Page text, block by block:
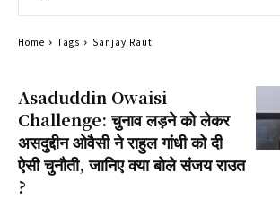
Asaduddin Owaisi
Challenge: चुनाव लड़ने को लेकर
असदुद्दीन ओवैसी ने राहुल गांधी को दी
ऐसी चुनौती, जानिए क्या बोले संजय राउत
?
Home Tags Sanjay Raut